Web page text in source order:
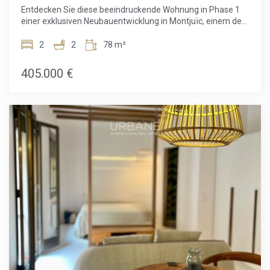
zutreffend).
Entdecken Sie diese beeindruckende Wohnung in Phase 1
einer exklusiven Neubauentwicklung in Montjuïc, einem der
Gelegen im 3. Stock bietet dieses sorgfältig gestaltete
ergänzt durch einen privaten Balkon, auf dem Sie frische
Luft und offene Ausblicke genießen können.Die Wohnung
oder alle, die ein flexibles Homeoffice benötigen. Der
Grundriss ist darauf ausgelegt, Licht und Funktionalität zu
maximieren und eine helle, einladende Atmosphäre zu
schaffen.Die Bewohner der Wohnanlage profitieren von
außergewöhnlichen Gemeinschaftseinrichtungen, darunter
eine spektakuläre Dachterrasse mit Swimmingpool und
einem voll ausgestatteten Fitnessraum – der perfekte Ort,
um sich zu entspannen, Kontakte zu knüpfen oder aktiv zu
bleiben und dabei den Panoramablick über die Stadt zu
genießen. Ein optionaler Parkplatz ist ebenfalls
verfügbar.Im Herzen von Montjuïc gelegen, bietet die Lage
eine einzigartige Kombination aus Natur, Kultur und
urbanem Komfort. Von grünen Parks und historischen
Sehenswürdigkeiten bis hin zur schnellen Anbindung an das
2 2 78 m²
405.000 €